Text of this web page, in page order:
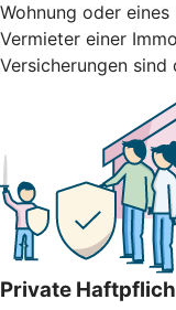
Wohnung oder
Vermieter einer
Versicherungen sind
Private